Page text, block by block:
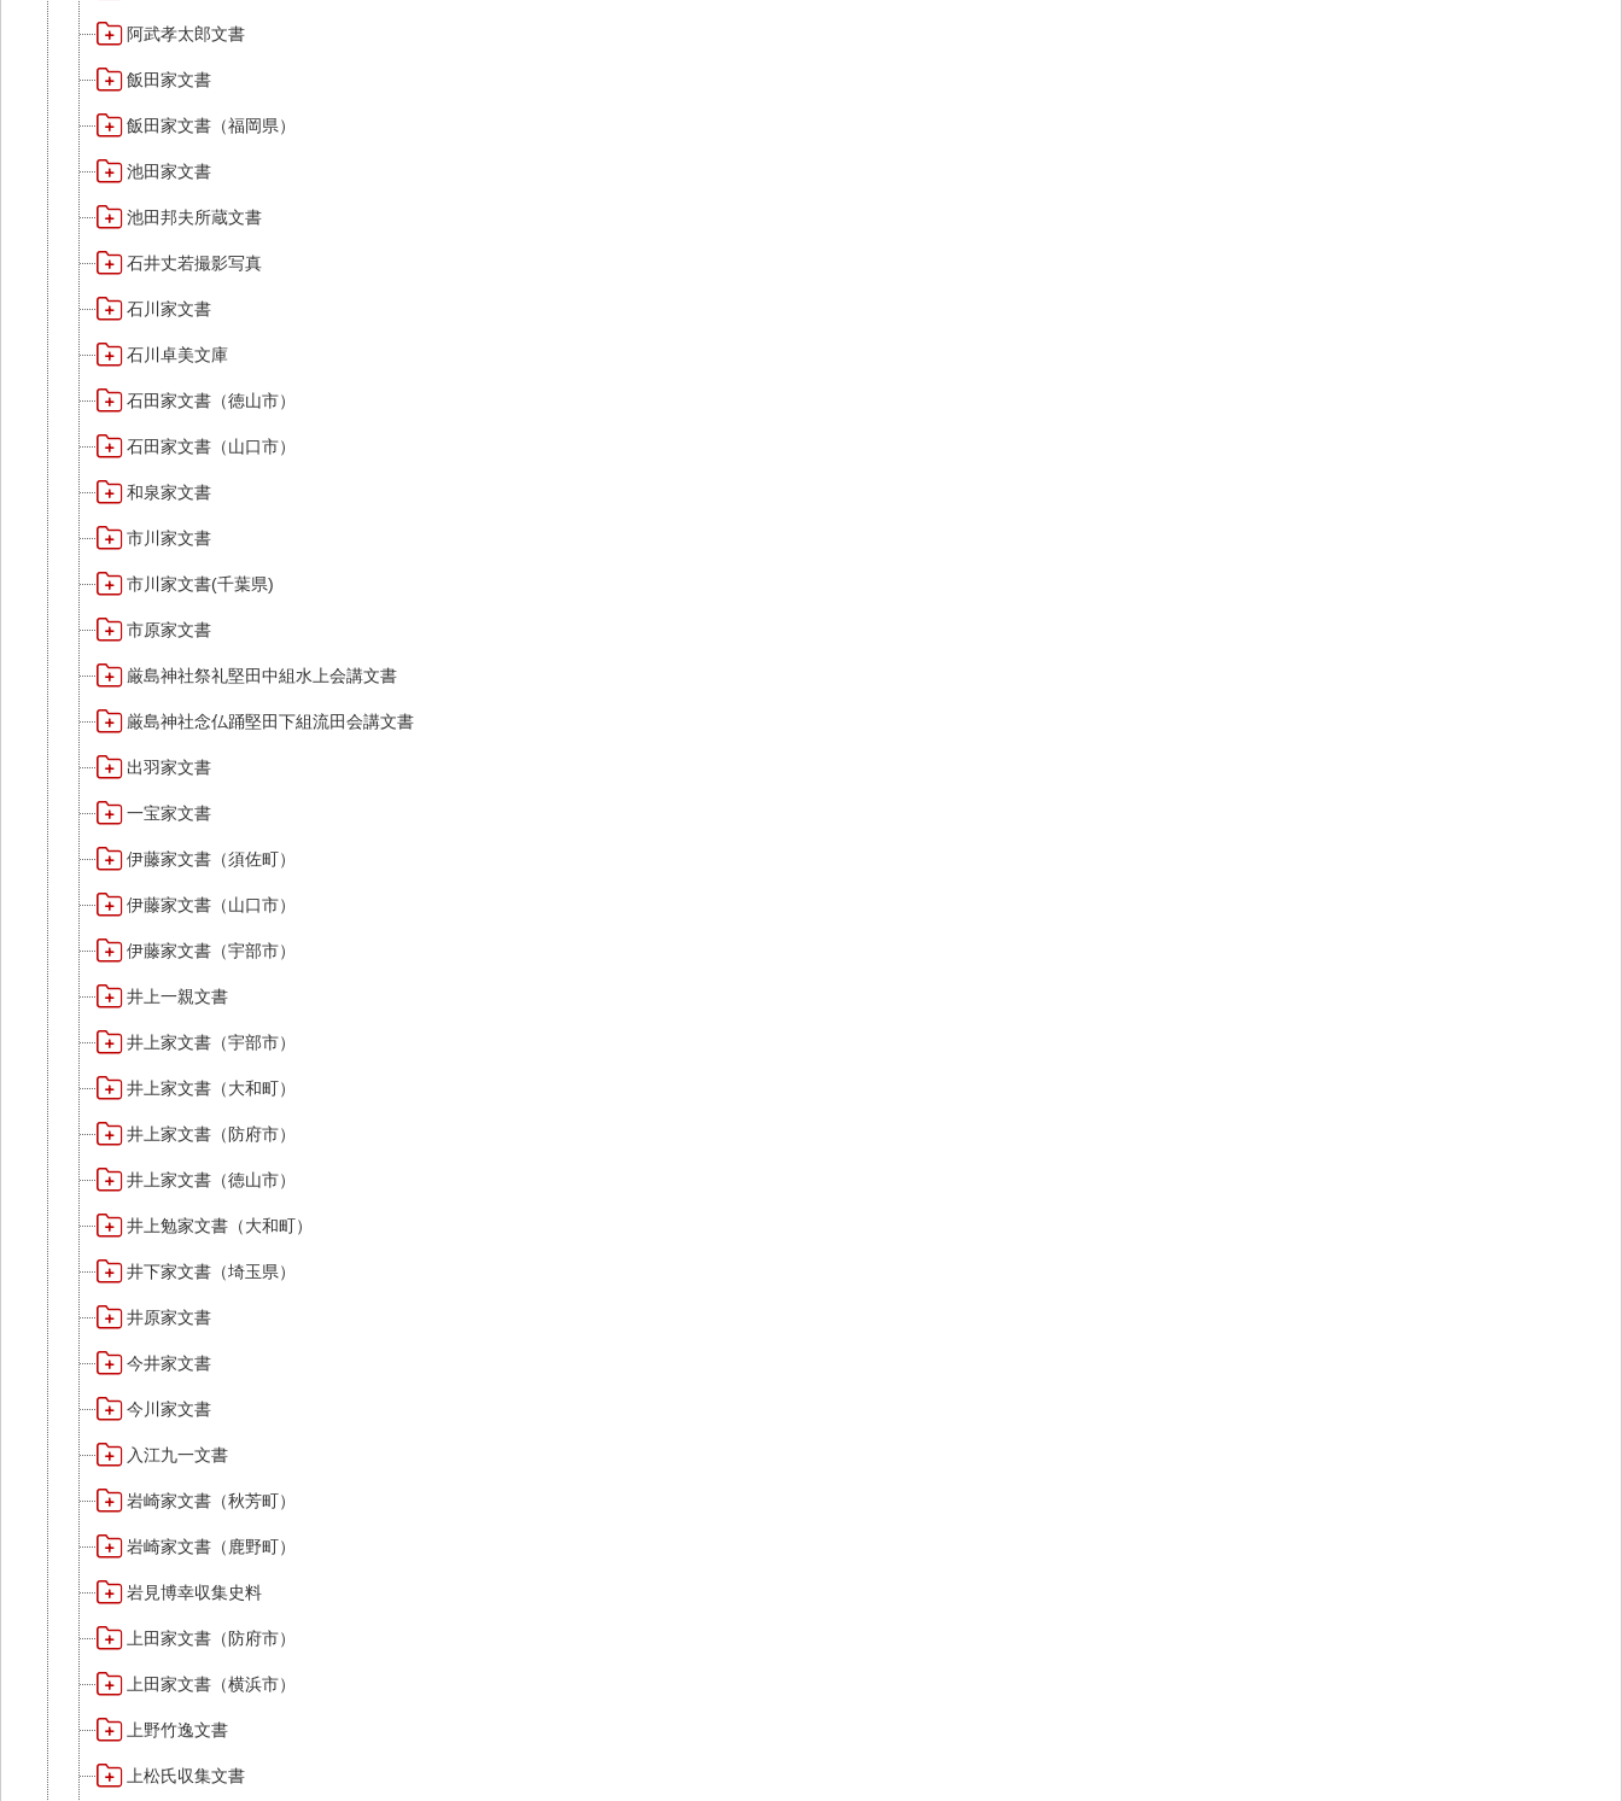
阿武孝太郎文書
飯田家文書
飯田家文書（福岡県）
池田家文書
池田邦夫所蔵文書
石井丈若撮影写真
石川家文書
石川卓美文庫
石田家文書（徳山市）
石田家文書（山口市）
和泉家文書
市川家文書
市川家文書(千葉県)
市原家文書
厳島神社祭礼堅田中組水上会講文書
厳島神社念仏踊堅田下組流田会講文書
出羽家文書
一宝家文書
伊藤家文書（須佐町）
伊藤家文書（山口市）
伊藤家文書（宇部市）
井上一親文書
井上家文書（宇部市）
井上家文書（大和町）
井上家文書（防府市）
井上家文書（徳山市）
井上勉家文書（大和町）
井下家文書（埼玉県）
井原家文書
今井家文書
今川家文書
入江九一文書
岩崎家文書（秋芳町）
岩崎家文書（鹿野町）
岩見博幸収集史料
上田家文書（防府市）
上田家文書（横浜市）
上野竹逸文書
上松氏収集文書